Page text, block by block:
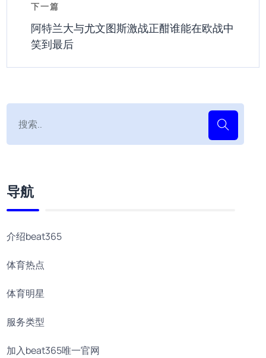
下一篇
阿特兰大与尤文图斯激战正酣谁能在欧战中
笑到最后
导航
介绍beat365
体育热点
体育明星
服务类型
加入beat365唯一官网